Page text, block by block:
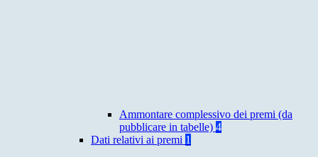
Ammontare complessivo dei premi (da
pubblicare in tabelle) 4
Dati relativi ai premi 1